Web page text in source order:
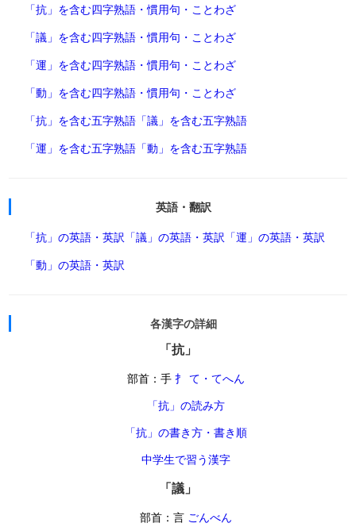
「抗」を含む四字熟語・慣用句・ことわざ
「議」を含む四字熟語・慣用句・ことわざ
「運」を含む四字熟語・慣用句・ことわざ
「動」を含む四字熟語・慣用句・ことわざ
「抗」を含む五字熟語 「議」を含む五字熟語
「運」を含む五字熟語 「動」を含む五字熟語
英語・翻訳
「抗」の英語・英訳 「議」の英語・英訳 「運」の英語・英訳
「動」の英語・英訳
各漢字の詳細
「抗」
部首：手 扌 て・てへん
「抗」の読み方
「抗」の書き方・書き順
中学生で習う漢字
「議」
部首：言 ごんべん